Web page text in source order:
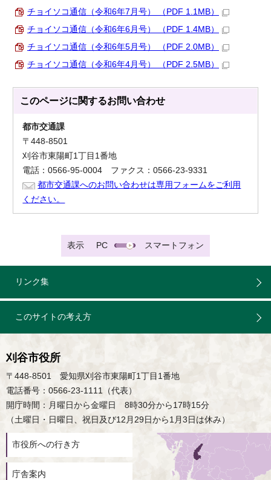
チョイソコ通信（令和6年7月号） （PDF 1.1MB）
チョイソコ通信（令和6年6月号） （PDF 1.4MB）
チョイソコ通信（令和6年5月号） （PDF 2.0MB）
チョイソコ通信（令和6年4月号） （PDF 2.5MB）
このページに関するお問い合わせ
都市交通課
〒448-8501
刈谷市東陽町1丁目1番地
電話：0566-95-0004 ファクス：0566-23-9331
都市交通課へのお問い合わせは専用フォームをご利用
ください。
表示 PC スマートフォン
リンク集
このサイトの考え方
刈谷市役所
〒448-8501 愛知県刈谷市東陽町1丁目1番地
電話番号：0566-23-1111（代表）
開庁時間：月曜日から金曜日 8時30分から17時15分
（土曜日・日曜日、祝日及び12月29日から1月3日は休み）
市役所への行き方
庁舎案内